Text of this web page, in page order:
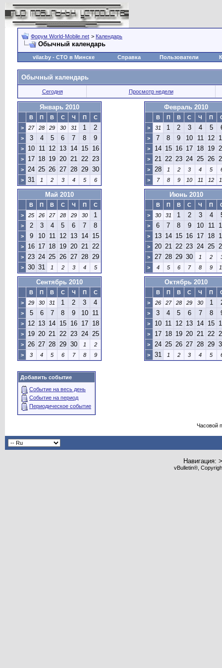
Форум World-Mobile.net > Календарь
Обычный календарь
vilar.by - СТО в Минске Справка Пользователи
Обычный календарь
Сегодня Просмотр недели
Январь 2010
В П В С Ч П
С
>
27 28 29 30 31 1 2
> 3 4 5 6 7 8 9
> 10 11 12 13 14 15 16
> 17 18 19 20 21 22 23
> 24 25 26 27 28 29 30
> 31 1 2 3 4 5 6
Февраль 2010
В П В С Ч П
>
31 1 2 3 4 5
> 7 8 9 10 11 12
> 14 15 16 17 18 19
> 21 22 23 24 25 26
> 28 1 2 3 4 5
>
7 8 9 10 11 12
Май 2010
В П В С Ч П
С
>
25 26 27 28 29 30 1
> 2 3 4 5 6 7 8
> 9 10 11 12 13 14 15
> 16 17 18 19 20 21 22
> 23 24 25 26 27 28 29
> 30 31 1 2 3 4 5
Июнь 2010
В П В С Ч П
>
30 31 1 2 3 4
> 6 7 8 9 10 11
> 13 14 15 16 17 18
> 20 21 22 23 24 25
> 27 28 29 30 1 2
>
4 5 6 7 8 9
Сентябрь 2010
В П В С Ч П
С
>
29 30 31 1 2 3 4
> 5 6 7 8 9 10 11
> 12 13 14 15 16 17 18
> 19 20 21 22 23 24 25
> 26 27 28 29 30 1
2
>
3 4 5 6 7 8 9
Октябрь 2010
В П В С Ч П
>
26 27 28 29 30 1
> 3 4 5 6 7 8
> 10 11 12 13 14 15
> 17 18 19 20 21 22
> 24 25 26 27 28 29
> 31 1 2 3 4 5
Добавить событие
Событие на весь день
Событие на период
Периодическое событие
Часовой
Навигация:
vBulletin®,